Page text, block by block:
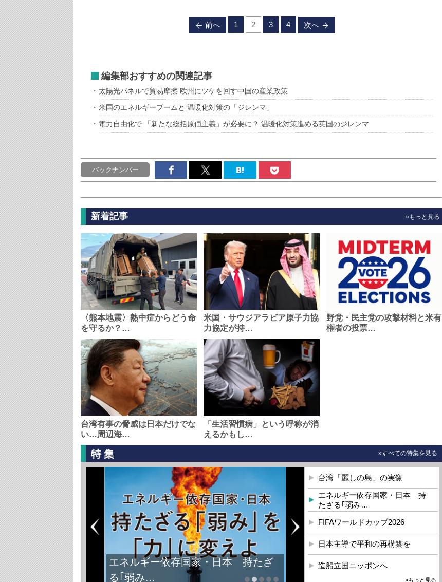
前へ 1 2 3 4 次へ
編集部おすすめの関連記事
太陽光パネルで貿易摩擦 欧州にツケを回す中国の産業政策
米国のエネルギーブームと 温暖化対策の「ジレンマ」
電力自由化で 「新たな総括原価主義」が必要に？ 温暖化対策進める英国のジレンマ
バックナンバー
新着記事 »もっと見る
〈熊本地震〉熱中症からどう命
を守るか？…
米国・サウジアラビア原子力協
力協定が持…
野党・民主党の攻撃材料と米有
権者の投票…
台湾有事の脅威は日本だけでな
い…周辺海…
「生活習慣病」という呼称が消
えるかもし…
特集 »すべての特集を見る
エネルギー依存国家・日本 持たざ
る｢弱み…
台湾「麗しの島」の実像
エネルギー依存国家・日本 持
たざる｢弱み…
FIFAワールドカップ2026
日本主導で平和の再構築を
造船立国ニッポンへ
»もっと見る